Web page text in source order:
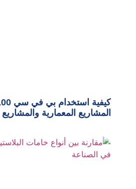
المشاريع المعمارية